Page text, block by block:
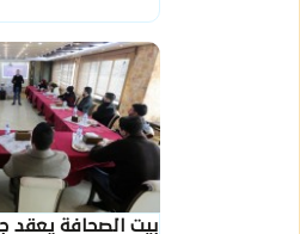
بيت الصحافة يعقد